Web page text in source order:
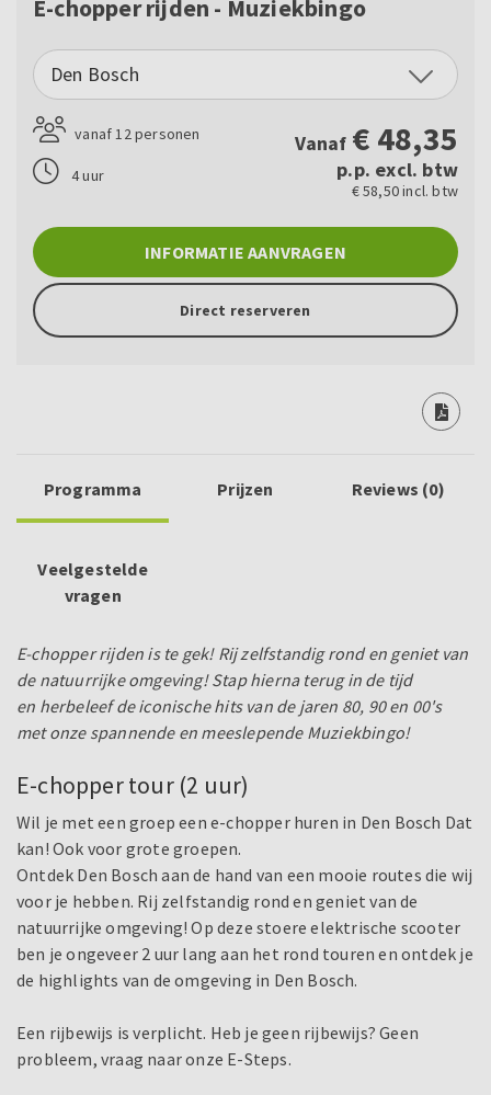
E-chopper rijden - Muziekbingo
Den Bosch
vanaf 12 personen
4 uur
Vanaf € 48,35
p.p. excl. btw
€ 58,50 incl. btw
INFORMATIE AANVRAGEN
Direct reserveren
Programma Prijzen Reviews (0)
Veelgestelde
vragen
E-chopper rijden is te gek! Rij zelfstandig rond en geniet van
de natuurrijke omgeving! Stap hierna terug in de tijd
en herbeleef de iconische hits van de jaren 80, 90 en 00's
met onze spannende en meeslepende Muziekbingo!
E-chopper tour (2 uur)
Wil je met een groep een e-chopper huren in Den Bosch Dat
kan! Ook voor grote groepen.
Ontdek Den Bosch aan de hand van een mooie routes die wij
voor je hebben. Rij zelfstandig rond en geniet van de
natuurrijke omgeving! Op deze stoere elektrische scooter
ben je ongeveer 2 uur lang aan het rond touren en ontdek je
de highlights van de omgeving in Den Bosch.
Een rijbewijs is verplicht. Heb je geen rijbewijs? Geen
probleem, vraag naar onze E-Steps.